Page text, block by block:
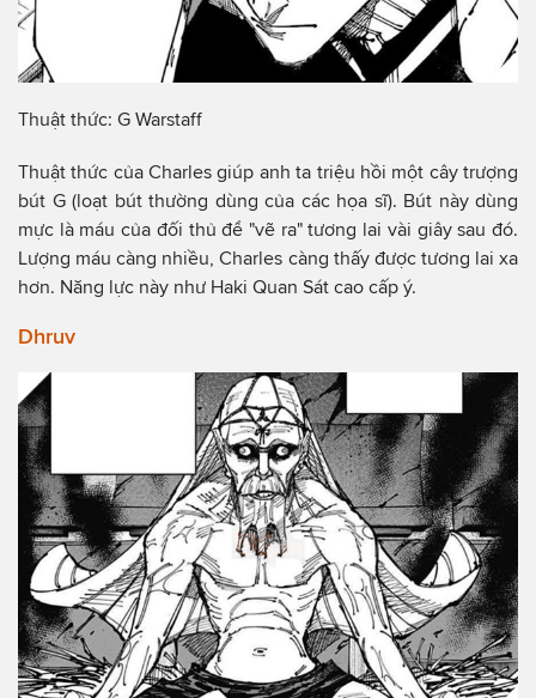
Thuật thức: G Warstaff
Thuật thức của Charles giúp anh ta triệu hồi một cây trượng
bút G (loạt bút thường dùng của các họa sĩ). Bút này dùng
mực là máu của đối thủ để "vẽ ra" tương lai vài giây sau đó.
Lượng máu càng nhiều, Charles càng thấy được tương lai xa
hơn. Năng lực này như Haki Quan Sát cao cấp ý.
Dhruv